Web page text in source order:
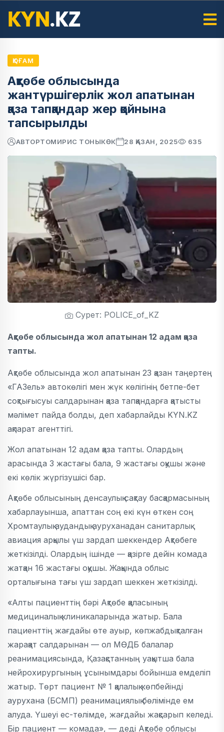
ҚОҒАМ
Ақтөбе облысында
жантүршігерлік жол апатынан
қаза тапқандар жер қойнына
тапсырылды
АВТОРТОМИРИС ТОНЫКӨК 28 ҚАЗАН, 2025 635
Сурет: POLICE_of_KZ
Ақтөбе облысында жол апатынан 12 адам қаза
тапты.
Ақтөбе облысында жол апатынан 23 қазан таңертең
«ГАЗель» автокөлігі мен жүк көлігінің бетпе-бет
соқтығысуы салдарынан қаза тапқандарға қатысты
мәлімет пайда болды, деп хабарлайды KYN.KZ
ақпарат агенттігі.
Жол апатынан 12 адам қаза тапты. Олардың
арасында 3 жастағы бала, 9 жастағы оқушы және
екі көлік жүргізушісі бар.
Ақтөбе облысының денсаулық сақтау басқармасының
хабарлауынша, апаттан соң екі күн өткен соң
Хромтаулық аудандық ауруханадан санитарлық
авиация арқылы үш зардап шеккендер Ақтөбеге
жеткізілді. Олардың ішінде — қазірге дейін комада
жатқан 16 жастағы оқушы. Жақында облыс
орталығына тағы үш зардап шеккен жеткізілді.
«Алты пациенттің бәрі Ақтөбе қаласының
медициналық клиникаларында жатыр. Бала
пациенттің жағдайы өте ауыр, көпжабдықталған
жарақат салдарынан — ол МӨДБ балалар
реанимациясында, Қазақстанның уақытша бала
нейрохирургының ұсынымдары бойынша емделіп
жатыр. Төрт пациент № 1 қалалық көпбейінді
аурухана (БСМП) реанимациялық бөлімінде ем
алуда. Үшеуі ес-төлімде, жағдайы жақсарып келеді.
Бір пациент — комада», — деді Ақтөбе облысы